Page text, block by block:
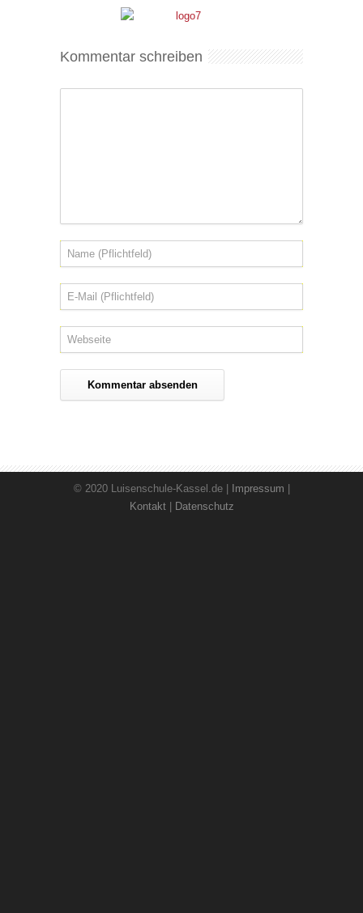
Kommentar schreiben
© 2020 Luisenschule-Kassel.de | Impressum
Kontakt| Datenschutz